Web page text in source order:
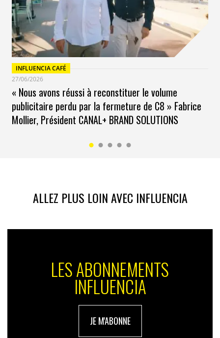
INFLUENCIA CAFÉ
27/06/2026
« Nous avons réussi à reconstituer le volume
publicitaire perdu par la fermeture de C8 » Fabrice
Mollier, Président CANAL+ BRAND SOLUTIONS
ALLEZ PLUS LOIN AVEC INFLUENCIA
LES ABONNEMENTS
INFLUENCIA
JE M'ABONNE